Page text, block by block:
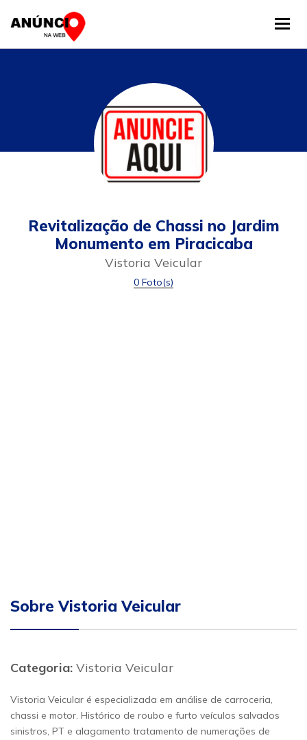
Revitalização de Chassi no Jardim
Monumento em Piracicaba
Vistoria Veicular
0 Foto(s)
Sobre Vistoria Veicular
Categoria: Vistoria Veicular
Vistoria Veicular é especializada em análise de carroceria,
chassi e motor. Histórico de roubo e furto veículos salvados
sinistros, PT e alagamento tratamento de numerações de